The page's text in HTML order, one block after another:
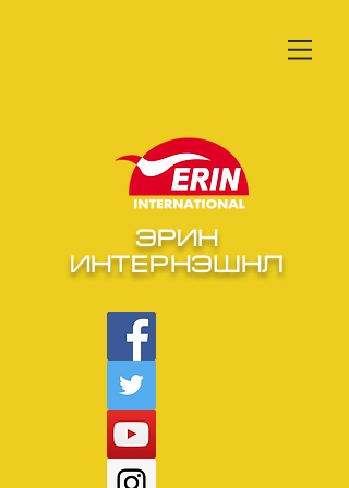
ЭРИН
ИНТЕРНЭШНЛ